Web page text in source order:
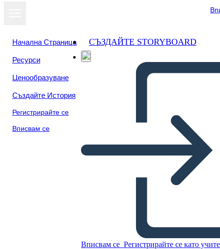
Начална Страница
Ресурси
Ценообразуване
Създайте История
Регистрирайте се
Вписвам се
СЪЗДАЙТЕ STORYBOARD
Вписвам се Регистрирайте се като
Následok Pracovný List BW
Landscape
Преглед като
слайдшоу